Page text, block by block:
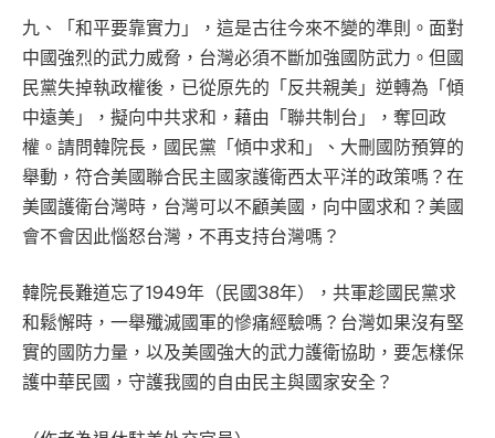
九、「和平要靠實力」，這是古往今來不變的準則。面對
中國強烈的武力威脅，台灣必須不斷加強國防武力。但國
民黨失掉執政權後，已從原先的「反共親美」逆轉為「傾
中遠美」，擬向中共求和，藉由「聯共制台」，奪回政
權。請問韓院長，國民黨「傾中求和」、大刪國防預算的
舉動，符合美國聯合民主國家護衛西太平洋的政策嗎？在
美國護衛台灣時，台灣可以不顧美國，向中國求和？美國
會不會因此惱怒台灣，不再支持台灣嗎？
韓院長難道忘了1949年（民國38年），共軍趁國民黨求
和鬆懈時，一舉殲滅國軍的慘痛經驗嗎？台灣如果沒有堅
實的國防力量，以及美國強大的武力護衛協助，要怎樣保
護中華民國，守護我國的自由民主與國家安全？